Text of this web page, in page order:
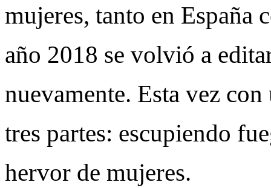
mujeres, tanto en España
año 2018 se volvió a
nuevamente. Esta vez
tres partes: escupiendo
hervor de mujeres.